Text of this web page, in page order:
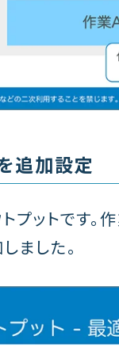
追加設定
プットです
ました。